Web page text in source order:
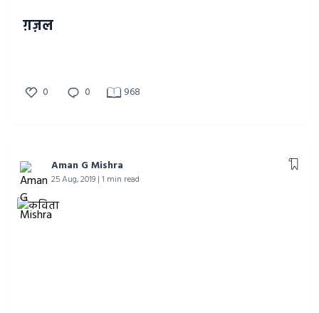
ग़ज़ल
0 0 968
Aman G Mishra
25 Aug, 2019 | 1 min read